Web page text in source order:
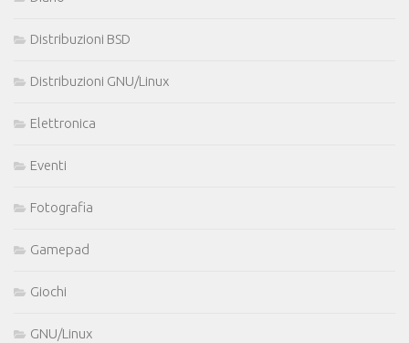
Distribuzioni BSD
Distribuzioni GNU/Linux
Elettronica
Eventi
Fotografia
Gamepad
Giochi
GNU/Linux